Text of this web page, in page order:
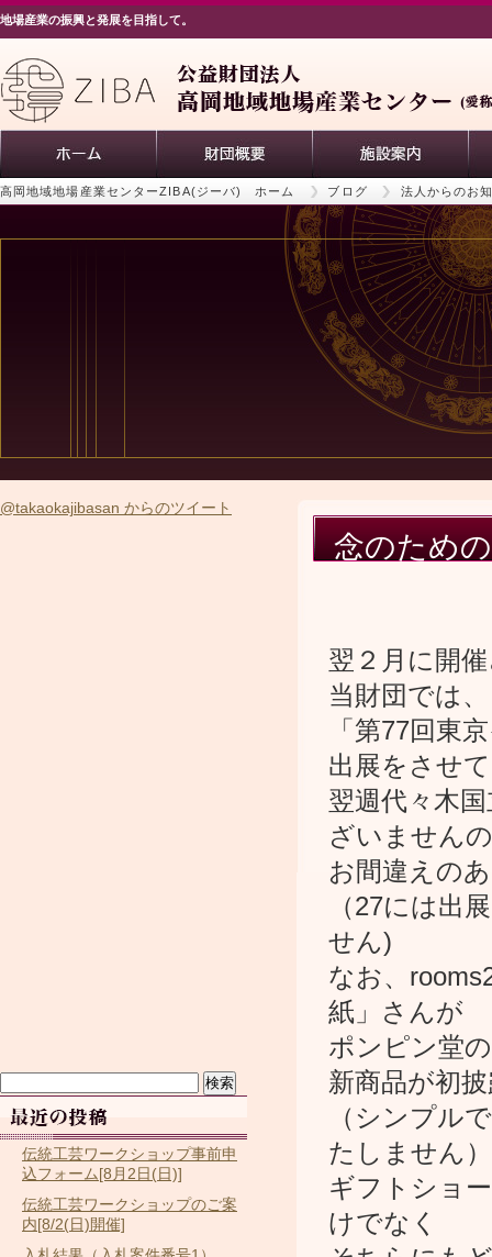
地場産業の振興と発展を目指して。
高岡地域地場産業センターZIBA(ジーバ) ホーム ブログ 法人からのお
念のため
翌２月に開
当財団では
「第77回東
出展をさせ
翌週代々木
ざいません
お間違えの
（27には出
せん)
なお、
紙」さんが
ポンピン堂
新商品が初
（シンプル
たしません）
ギフトショ
けでなく
@takaokajibasan からのツイート
索:
伝統工芸ワークショップ事前申
込フォーム[8月2日(日)]
伝統工芸ワークショップのご案
内[8/2(日)開催]